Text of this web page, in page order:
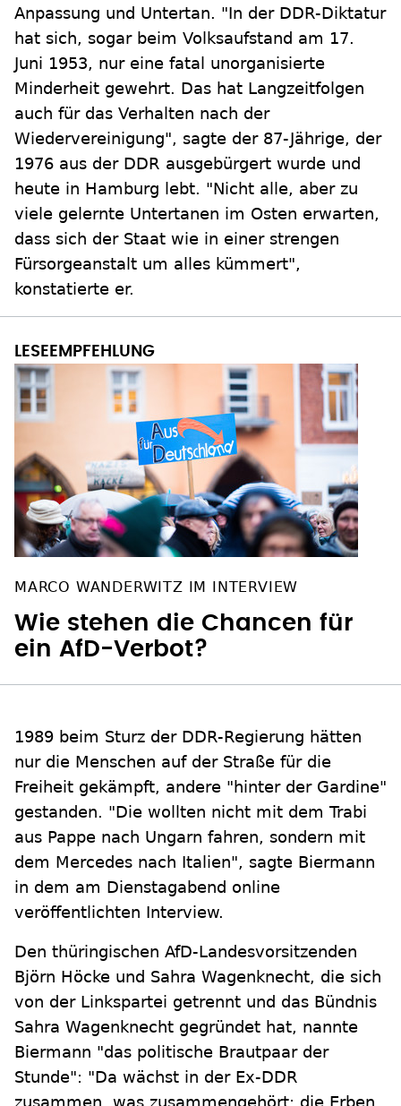
Anpassung und Untertan. "In der DDR-Diktatur
hat sich, sogar beim Volksaufstand am 17.
Juni 1953, nur eine fatal unorganisierte
Minderheit gewehrt. Das hat Langzeitfolgen
auch für das Verhalten nach der
Wiedervereinigung", sagte der 87-Jährige, der
1976 aus der DDR ausgebürgert wurde und
heute in Hamburg lebt. "Nicht alle, aber zu
viele gelernte Untertanen im Osten erwarten,
dass sich der Staat wie in einer strengen
Fürsorgeanstalt um alles kümmert",
konstatierte er.
MARCO WANDERWITZ IM INTERVIEW
Wie stehen die Chancen für
ein AfD-Verbot?
1989 beim Sturz der DDR-Regierung hätten
nur die Menschen auf der Straße für die
Freiheit gekämpft, andere "hinter der Gardine"
gestanden. "Die wollten nicht mit dem Trabi
aus Pappe nach Ungarn fahren, sondern mit
dem Mercedes nach Italien", sagte Biermann
in dem am Dienstagabend online
veröffentlichten Interview.
Den thüringischen AfD-Landesvorsitzenden
Björn Höcke und Sahra Wagenknecht, die sich
von der Linkspartei getrennt und das Bündnis
Sahra Wagenknecht gegründet hat, nannte
Biermann "das politische Brautpaar der
Stunde": "Da wächst in der Ex-DDR
zusammen, was zusammengehört: die Erben